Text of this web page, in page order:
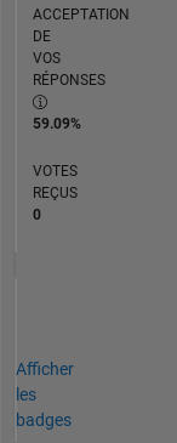
ACCEPTATION
DE
VOS
RÉPONSES
59.09%
VOTES
REÇUS
0
Afficher
les
badges